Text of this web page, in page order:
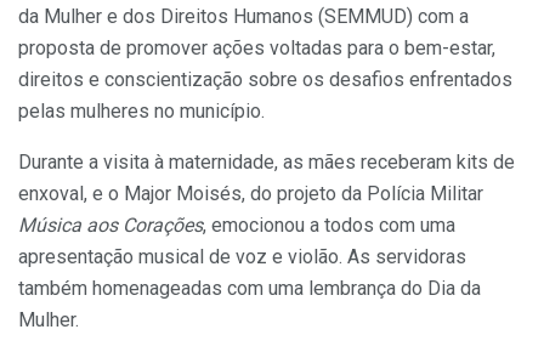
da Mulher e dos Direitos Humanos (SEMMUD) com a
proposta de promover ações voltadas para o bem-estar,
direitos e conscientização sobre os desafios enfrentados
pelas mulheres no município.
Durante a visita à maternidade, as mães receberam kits de
enxoval, e o Major Moisés, do projeto da Polícia Militar
Música aos Corações, emocionou a todos com uma
apresentação musical de voz e violão. As servidoras
também homenageadas com uma lembrança do Dia da
Mulher.